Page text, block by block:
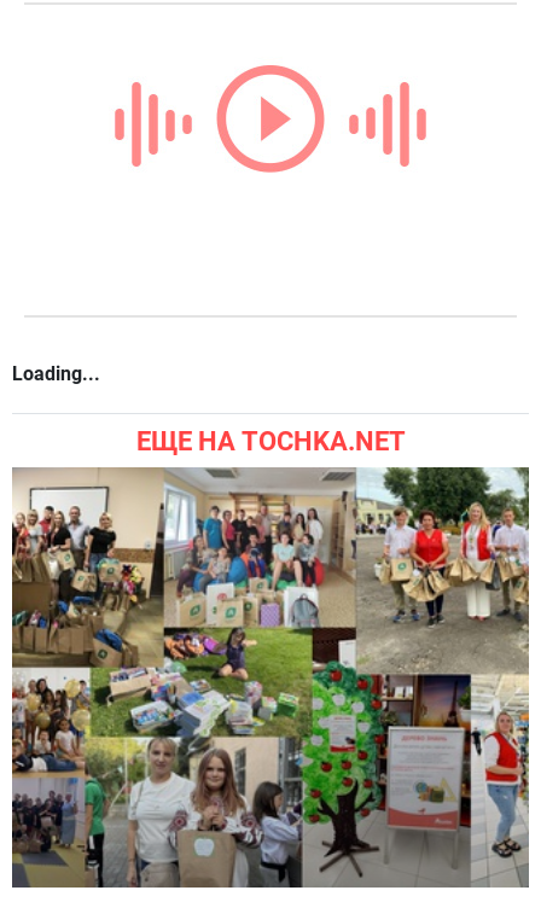
Loading...
ЕЩЕ НА TOCHKA.NET